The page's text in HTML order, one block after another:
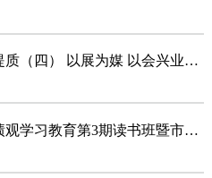
系列报道：聚焦服务业扩能提质（四） 以展为媒 以会兴业：沈阳加速建设东北亚国际会展名城
市委举办树立和践行正确政绩观学习教育第3期读书班暨市委理论学习中心组专题学习会